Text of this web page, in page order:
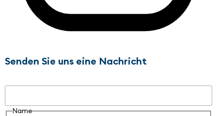
Senden Sie uns eine Nachricht
Name